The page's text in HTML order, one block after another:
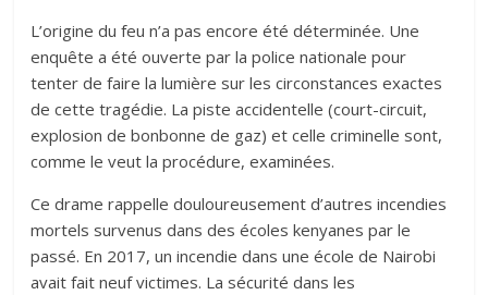
L’origine du feu n’a pas encore été déterminée. Une
enquête a été ouverte par la police nationale pour
tenter de faire la lumière sur les circonstances exactes
de cette tragédie. La piste accidentelle (court-circuit,
explosion de bonbonne de gaz) et celle criminelle sont,
comme le veut la procédure, examinées.
Ce drame rappelle douloureusement d’autres incendies
mortels survenus dans des écoles kenyanes par le
passé. En 2017, un incendie dans une école de Nairobi
avait fait neuf victimes. La sécurité dans les